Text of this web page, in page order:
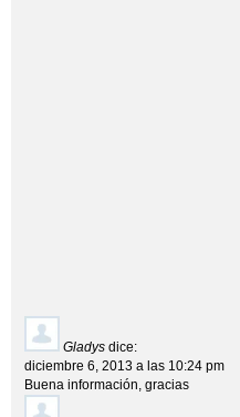
Gladys dice:
diciembre 6, 2013 a las 10:24 pm
Buena información, gracias